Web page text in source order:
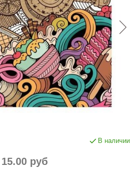
В наличии
15.00 руб